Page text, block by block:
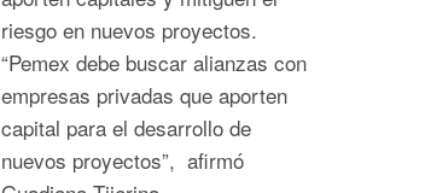
riesgo en nuevos proyectos.
“Pemex debe buscar alianzas con
empresas privadas que aporten
capital para el desarrollo de
nuevos proyectos”, afirmó